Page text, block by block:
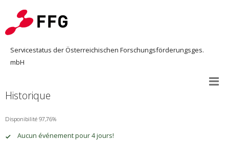
Servicestatus der Österreichischen Forschungsförderungsges.
mbH
Historique
Disponibilité 97,76%
Aucun événement pour 4 jours!